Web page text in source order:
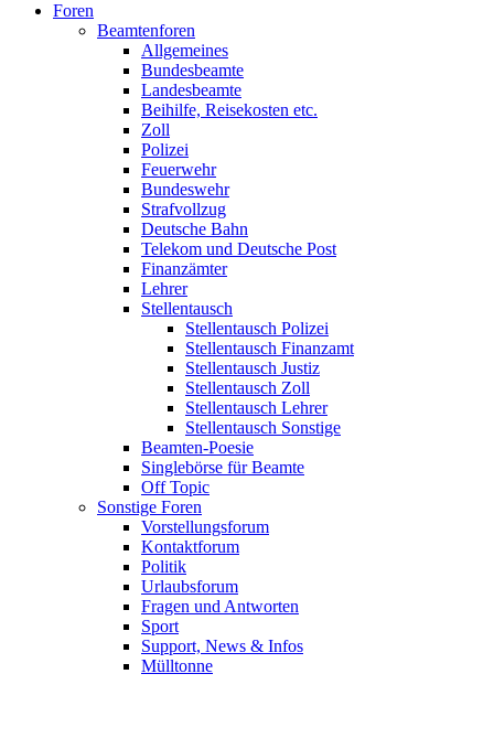
Foren
Beamtenforen
Allgemeines
Bundesbeamte
Landesbeamte
Beihilfe, Reisekosten etc.
Zoll
Polizei
Feuerwehr
Bundeswehr
Strafvollzug
Deutsche Bahn
Telekom und Deutsche Post
Finanzämter
Lehrer
Stellentausch
Stellentausch Polizei
Stellentausch Finanzamt
Stellentausch Justiz
Stellentausch Zoll
Stellentausch Lehrer
Stellentausch Sonstige
Beamten-Poesie
Singlebörse für Beamte
Off Topic
Sonstige Foren
Vorstellungsforum
Kontaktforum
Politik
Urlaubsforum
Fragen und Antworten
Sport
Support, News & Infos
Mülltonne